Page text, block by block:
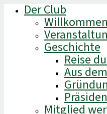
Der Club
Willkommen
Geschichte
Reise
Aus
Mitglied